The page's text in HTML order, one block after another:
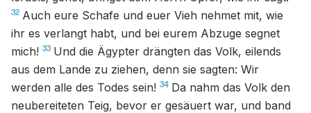
32 Auch eure Schafe und euer Vieh nehmet mit, wie
ihr es verlangt habt, und bei eurem Abzuge segnet
mich! 33 Und die Ägypter drängten das Volk, eilends
aus dem Lande zu ziehen, denn sie sagten: Wir
werden alle des Todes sein! 34 Da nahm das Volk den
neubereiteten Teig, bevor er gesäuert war, und band